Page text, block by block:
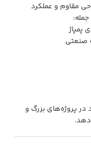
مقاوم و عملکرد
جمله:
پمپاژ
صنعتی
پروژه‌های بزرگ و
دهد.